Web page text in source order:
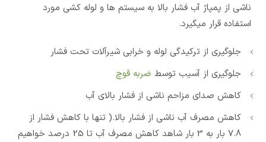
ناشی از پمپاژ آب فشار بالا به سیستم ها و لوله کشی مورد
استفاده قرار میگیرد.
جلوگیری از ترکیدگی لوله و خرابی شیرآلات تحت فشار
جلوگیری از آسیب توسط ضربه قوچ
کاهش صدای مزاحم ناشی از فشار بالای آب
کاهش مصرف آب ناشی از فشار بالا.( تنها با کاهش فشار از
7.8 بار به 3 بار شاهد کاهش مصرف آب تا 25 درصد خواهیم